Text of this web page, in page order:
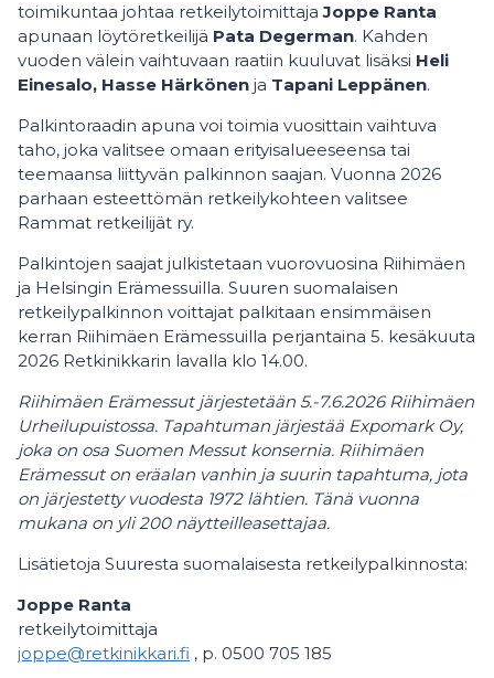
toimikuntaa johtaa retkeilytoimittajaJoppe Ranta
apunaan löytöretkeilijä Pata Degerman. Kahden
vuoden välein vaihtuvaan raatiin kuuluvat lisäksi Heli
Einesalo, Hasse Härkönen ja Tapani Leppänen.
Palkintoraadin apuna voi toimia vuosittain vaihtuva
taho, joka valitsee omaan erityisalueeseensa tai
teemaansa liittyvän palkinnon saajan. Vuonna 2026
parhaan esteettömän retkeilykohteen valitsee
Rammat retkeilijät ry.
Palkintojen saajat julkistetaan vuorovuosina Riihimäen
ja Helsingin Erämessuilla. Suuren suomalaisen
retkeilypalkinnon voittajat palkitaan ensimmäisen
kerran Riihimäen Erämessuilla perjantaina 5. kesäkuuta
2026 Retkinikkarin lavalla klo 14.00.
Riihimäen Erämessut järjestetään 5.-7.6.2026 Riihimäen
Urheilupuistossa. Tapahtuman järjestää Expomark Oy,
joka on osa Suomen Messut konsernia. Riihimäen
Erämessut on eräalan vanhin ja suurin tapahtuma, jota
on järjestetty vuodesta 1972 lähtien. Tänä vuonna
mukana on yli 200 näytteilleasettajaa.
Lisätietoja Suuresta suomalaisesta retkeilypalkinnosta:
Joppe Ranta
retkeilytoimittaja
joppe@retkinikkari.fi , p. 0500 705 185